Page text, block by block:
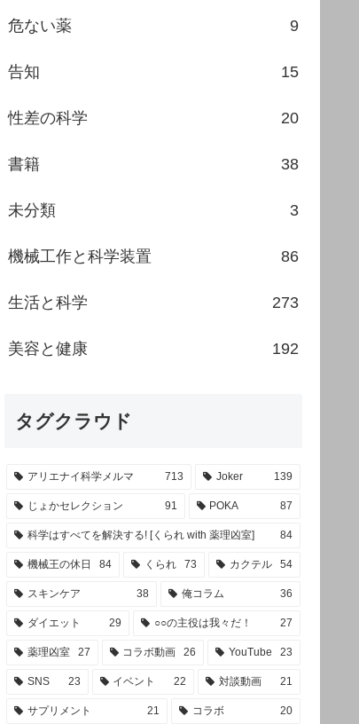
危ない薬 9
告知 15
性差の科学 20
書籍 38
未分類 3
機械工作と科学装置 86
生活と科学 273
美容と健康 192
タグクラウド
アリエナイ科学メルマ 713 Joker 139
じょかセレクション 91 POKA 87
科学はすべてを解決する! [くられ with 薬理凶室] 84
機械王の休日 84 くられ 73 カクテル 54
スキンケア 38 俺コラム 36
ダイエット 29 ○○の主役は我々だ！ 27
薬理凶室 27 コラボ動画 26 YouTube 23
SNS 23 イベント 22 対談動画 21
サプリメント 21 コラボ 20